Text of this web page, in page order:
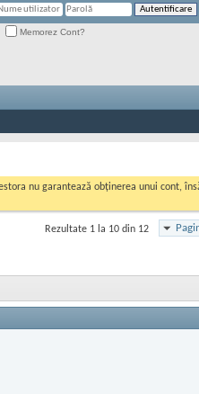
Memorez Cont?
nu garantează obținerea unui cont,
Rezultate 1 la 10 din 12